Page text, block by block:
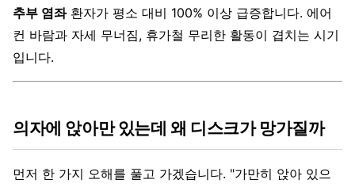
추부 염좌환자가 평소 대비 100% 이상 급증합니다. 에어
컨 바람과 자세 무너짐, 휴가철 무리한 활동이 겹치는 시기
입니다.
의자에 앉아만 있는데 왜 디스크가 망가질까
먼저 한 가지 오해를 풀고 가겠습니다. "가만히 앉아 있으